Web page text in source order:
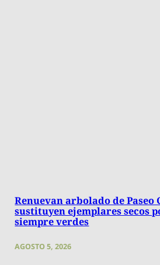
Renuevan arbolado de Paseo
sustituyen ejemplares secos
siempre verdes
AGOSTO 5, 2026